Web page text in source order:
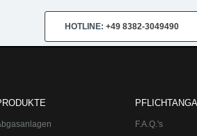
HOTLINE: +49 8382-3049490
F.A.Q.'s